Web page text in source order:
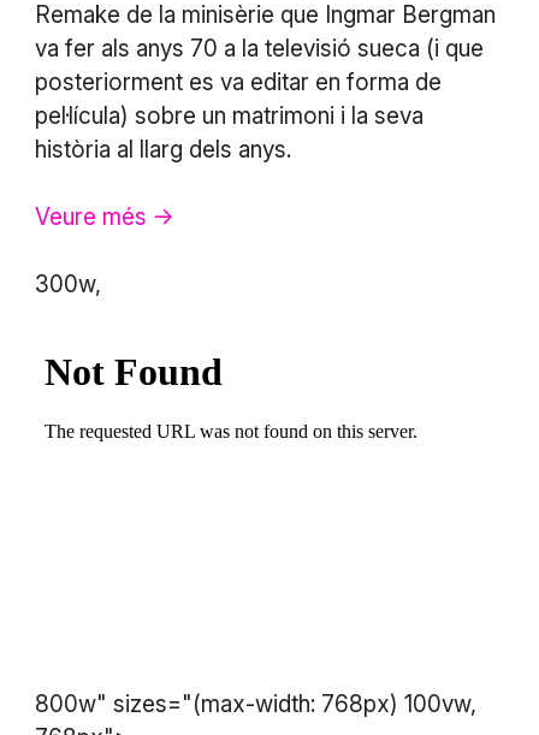
Remake de la minisèrie que Ingmar Bergman
va fer als anys 70 a la televisió sueca (i que
posteriorment es va editar en forma de
pel·lícula) sobre un matrimoni i la seva
història al llarg dels anys.
Veure més ->
300w,
800w" sizes="(max-width: 768px) 100vw,